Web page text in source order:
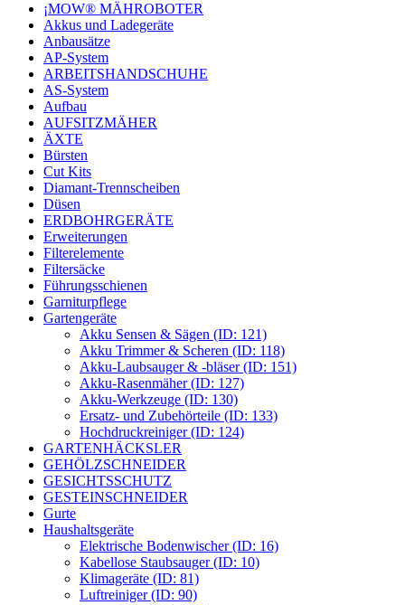
¡MOW® MÄHROBOTER
Akkus und Ladegeräte
Anbausätze
AP-System
ARBEITSHANDSCHUHE
AS-System
Aufbau
AUFSITZMÄHER
ÄXTE
Bürsten
Cut Kits
Diamant-Trennscheiben
Düsen
ERDBOHRGERÄTE
Erweiterungen
Filterelemente
Filtersäcke
Führungsschienen
Garniturpflege
Gartengeräte
Akku Sensen & Sägen (ID: 121)
Akku Trimmer & Scheren (ID: 118)
Akku-Laubsauger & -bläser (ID: 151)
Akku-Rasenmäher (ID: 127)
Akku-Werkzeuge (ID: 130)
Ersatz- und Zubehörteile (ID: 133)
Hochdruckreiniger (ID: 124)
GARTENHÄCKSLER
GEHÖLZSCHNEIDER
GESICHTSSCHUTZ
GESTEINSCHNEIDER
Gurte
Haushaltsgeräte
Elektrische Bodenwischer (ID: 16)
Kabellose Staubsauger (ID: 10)
Klimageräte (ID: 81)
Luftreiniger (ID: 90)